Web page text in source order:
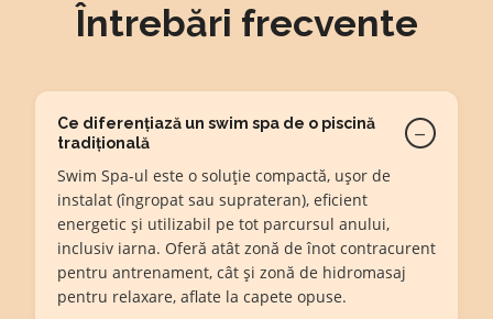
Întrebări frecvente
Ce diferențiază un swim spa de o piscină
tradițională
−
Swim Spa-ul este o soluție compactă, ușor de
instalat (îngropat sau suprateran), eficient
energetic și utilizabil pe tot parcursul anului,
inclusiv iarna. Oferă atât zonă de înot contracurent
pentru antrenament, cât și zonă de hidromasaj
pentru relaxare, aflate la capete opuse.